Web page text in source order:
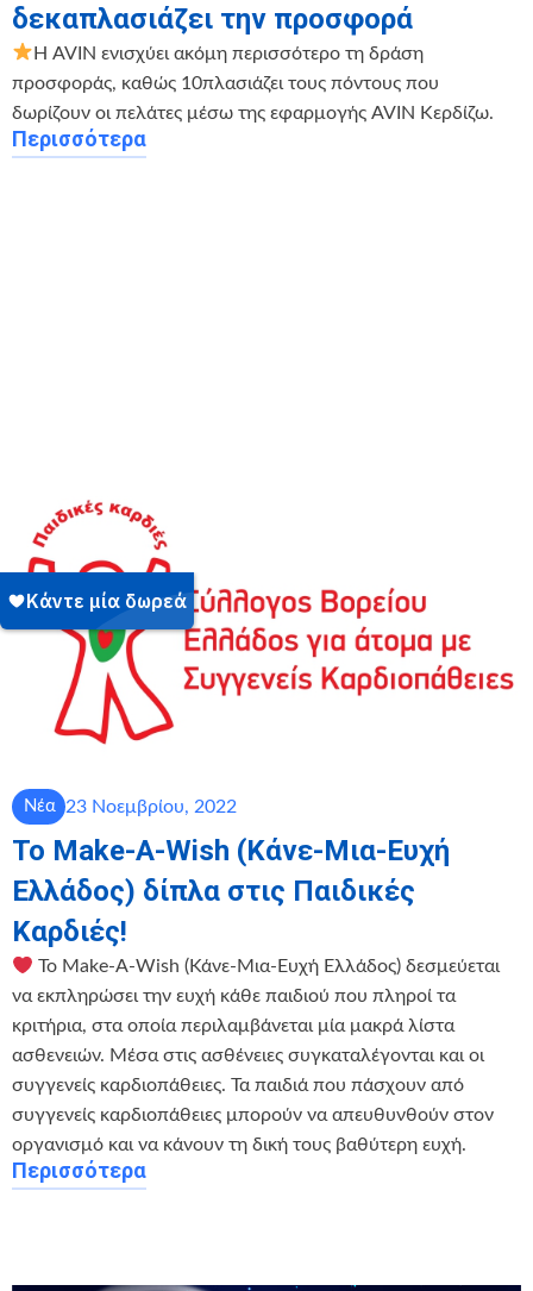
δεκαπλασιάζει την προσφορά
Η AVIN ενισχύει ακόμη περισσότερο τη δράση
προσφοράς, καθώς 10πλασιάζει τους πόντους που
δωρίζουν οι πελάτες μέσω της εφαρμογής AVIN Κερδίζω.
Περισσότερα
Νέα 23 Νοεμβρίου, 2022
To Make-A-Wish (Κάνε-Μια-Ευχή
Ελλάδος) δίπλα στις Παιδικές
Καρδιές!
Το Make-A-Wish (Κάνε-Μια-Ευχή Ελλάδος) δεσμεύεται
να εκπληρώσει την ευχή κάθε παιδιού που πληροί τα
κριτήρια, στα οποία περιλαμβάνεται μία μακρά λίστα
ασθενειών. Μέσα στις ασθένειες συγκαταλέγονται και οι
συγγενείς καρδιοπάθειες. Τα παιδιά που πάσχουν από
συγγενείς καρδιοπάθειες μπορούν να απευθυνθούν στον
οργανισμό και να κάνουν τη δική τους βαθύτερη ευχή.
Περισσότερα